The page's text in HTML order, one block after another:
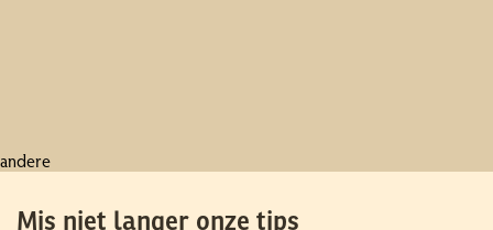
andere
Mis niet langer onze tips